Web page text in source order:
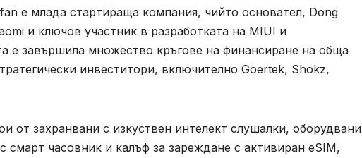
е млада стартираща компания, чийто основател, Dong
и ключов участник в разработката на MIUI и
е завършила множество кръгове на финансиране на обща
инвеститори, включително Goertek, Shokz,
от захранвани с изкуствен интелект слушалки, оборудвани
смарт часовник и калъф за зареждане с активиран eSIM,